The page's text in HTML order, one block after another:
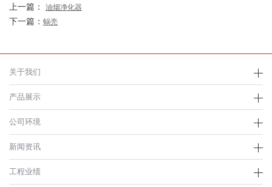
上一篇： 油烟净化器
下一篇： 蜗壳
关于我们
产品展示
公司环境
新闻资讯
工程业绩